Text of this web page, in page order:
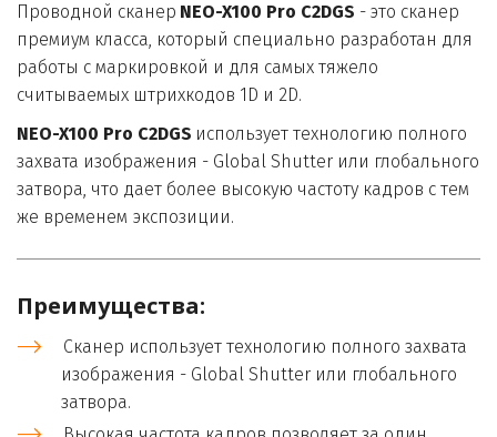
Проводной сканер NEO-X100 Pro C2DGS - это сканер
премиум класса, который специально разработан для
работы с маркировкой и для самых тяжело
считываемых штрихкодов 1D и 2D.
NEO-X100 Pro C2DGS использует технологию полного
захвата изображения - Global Shutter или глобального
затвора, что дает более высокую частоту кадров с тем
же временем экспозиции.
Преимущества:
Сканер использует технологию полного захвата
изображения - Global Shutter или глобального
затвора.